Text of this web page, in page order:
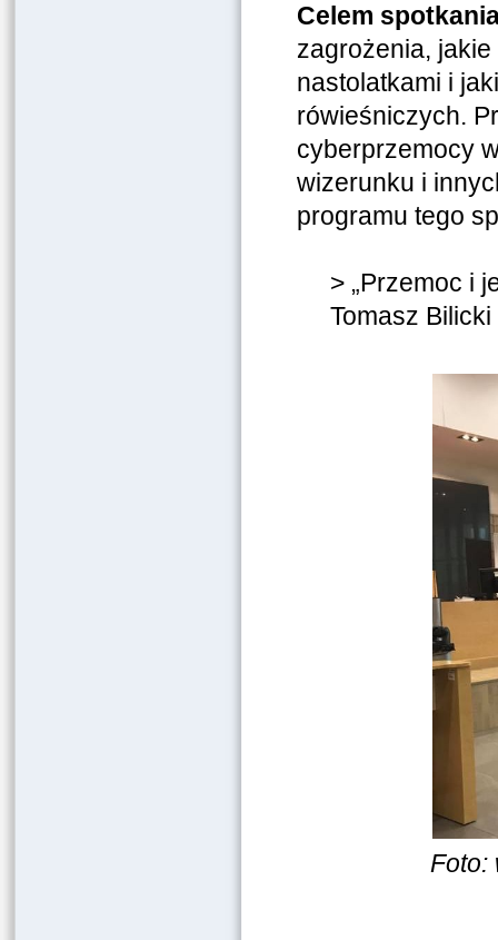
Celem
zagrożenia,
nastolatkami i
rówieśniczych.
cyberprzemocy
wizerunku i
programu tego
> „Przemoc i
Tomasz
Foto: